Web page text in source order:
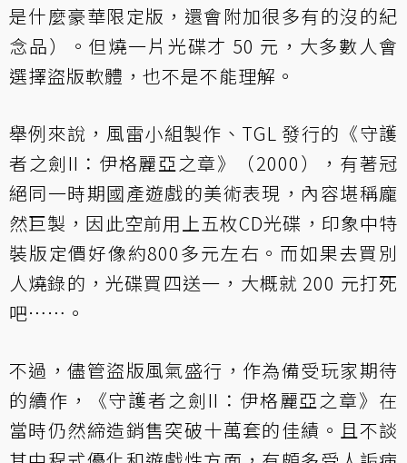
是什麼豪華限定版，還會附加很多有的沒的紀
念品）。但燒一片光碟才 50 元，大多數人會
選擇盜版軟體，也不是不能理解。
舉例來說，風雷小組製作、TGL 發行的《守護
者之劍II：伊格麗亞之章》（2000），有著冠
絕同一時期國產遊戲的美術表現，內容堪稱龐
然巨製，因此空前用上五枚CD光碟，印象中特
裝版定價好像約800多元左右。而如果去買別
人燒錄的，光碟買四送一，大概就 200 元打死
吧⋯⋯。
不過，儘管盜版風氣盛行，作為備受玩家期待
的續作，《守護者之劍II：伊格麗亞之章》在
當時仍然締造銷售突破十萬套的佳績。且不談